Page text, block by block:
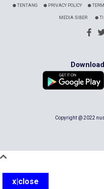
TENTANG PRIVACY POLICY
MEDIA SIBER
Copyright @ 2022
x|close